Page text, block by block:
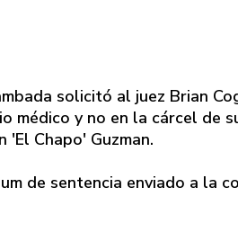
solicitó al juez Brian
médico y no en la cárcel de
'El Chapo' Guzman.
de sentencia enviado a la